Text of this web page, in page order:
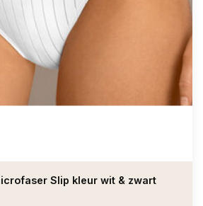
Slip kleur wit & zwart